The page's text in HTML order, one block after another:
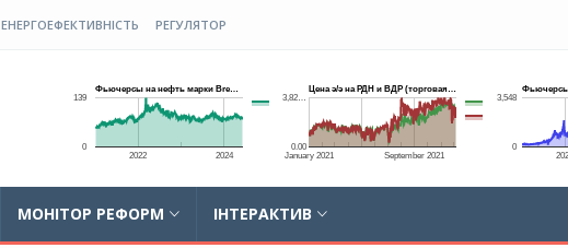
ЕНЕРГОЕФЕКТИВНІСТЬ РЕГУЛЯТОР
МОНІТОР РЕФОРМ ІНТЕРАКТИВ